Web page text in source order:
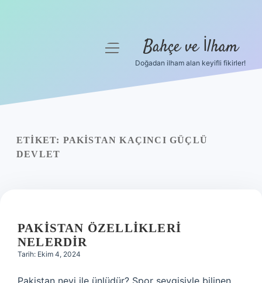
Yasal Uyarı
menüyü
Bahçe ve İlham
Doğadan ilham alan keyifli fikirler!
ETIKET: PAKISTAN KAÇINCI GÜÇLÜ
DEVLET
PAKISTAN ÖZELLIKLERI
NELERDIR
Tarih: Ekim 4, 2024
Pakistan neyi ile ünlüdür? Spor sevgisiyle bilinen